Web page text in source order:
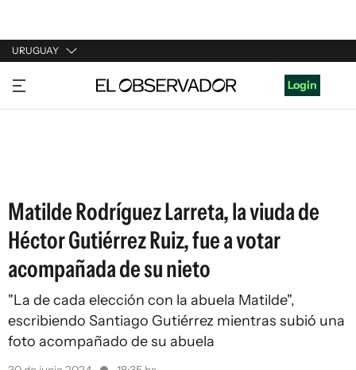
URUGUAY
URUGUAY
ARGENTINA
Login
Matilde Rodríguez Larreta, la viuda de
Héctor Gutiérrez Ruiz, fue a votar
acompañada de su nieto
"La de cada elección con la abuela Matilde",
escribiendo Santiago Gutiérrez mientras subió una
foto acompañado de su abuela